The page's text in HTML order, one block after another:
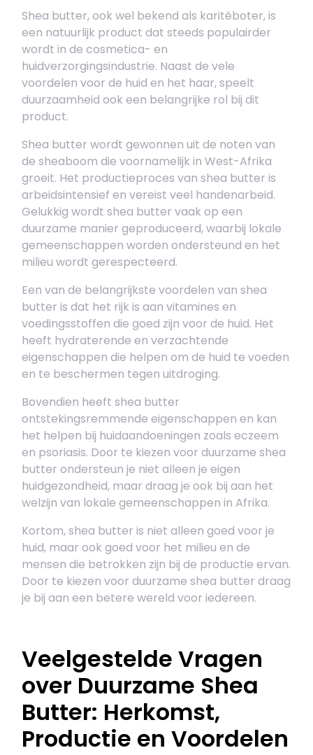
Shea butter, ook wel bekend als karitéboter, is
een natuurlijk product dat steeds populairder
wordt in de cosmetica- en
huidverzorgingsindustrie. Naast de vele
voordelen voor de huid en het haar, speelt
duurzaamheid ook een belangrijke rol bij dit
product.
Shea butter wordt gewonnen uit de noten van
de sheaboom die voornamelijk in West-Afrika
groeit. Het productieproces van shea butter is
arbeidsintensief en vereist veel handenarbeid.
Gelukkig wordt shea butter vaak op een
duurzame manier geproduceerd, waarbij lokale
gemeenschappen worden ondersteund en het
milieu wordt gerespecteerd.
Een van de belangrijkste voordelen van shea
butter is dat het rijk is aan vitamines en
voedingsstoffen die goed zijn voor de huid. Het
heeft hydraterende en verzachtende
eigenschappen die helpen om de huid te voeden
en te beschermen tegen uitdroging.
Bovendien heeft shea butter
ontstekingsremmende eigenschappen en kan
het helpen bij huidaandoeningen zoals eczeem
en psoriasis. Door te kiezen voor duurzame shea
butter ondersteun je niet alleen je eigen
huidgezondheid, maar draag je ook bij aan het
welzijn van lokale gemeenschappen in Afrika.
Kortom, shea butter is niet alleen goed voor je
huid, maar ook goed voor het milieu en de
mensen die betrokken zijn bij de productie ervan.
Door te kiezen voor duurzame shea butter draag
je bij aan een betere wereld voor iedereen.
Veelgestelde Vragen
over Duurzame Shea
Butter: Herkomst,
Productie en Voordelen